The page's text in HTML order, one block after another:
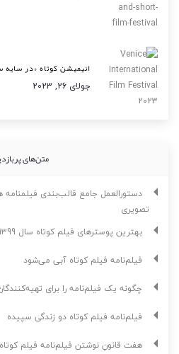
انیمیشن کوتاه «در سایه
جولای 26, 2023
متن‌های
دستورالعمل جامع قالب‌بندی فیلمنامه
تصویری
بهترین پوسترهای فیلم کوتاه سال 1399
فیلم‌نامه فیلم کوتاه آبی می‌شود
چگونه یک فیلم‌نامه را برای
فیلم‌نامه فیلم کوتاه دو زندگی سپیده
هفت قانونِ نوشتن فیلم‌نامه فیلم کوتاه